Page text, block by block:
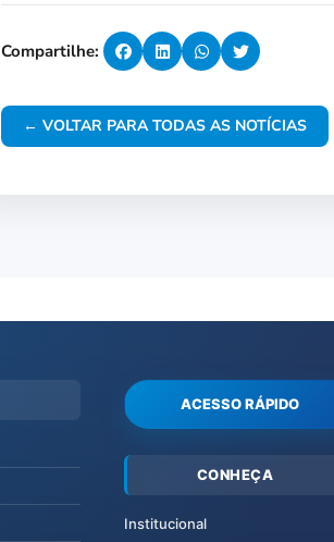
Compartilhe:
← VOLTAR PARA TODAS AS NOTÍCIAS
ACESSO RÁPIDO
CONHEÇA
Institucional